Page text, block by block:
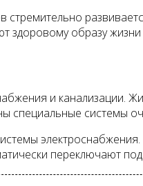
стремительно
здоровому образу
и канализации.
специальные системы
переключают